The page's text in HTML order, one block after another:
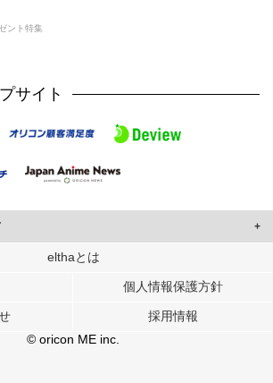
ント特集
サイト
使用して、ユーザーに合わせたコンテンツや広告の
タ解析の各パートナーに提供しています。
とユーザーが各パートナーに提供した他の情報や、
サービスを使用したときに収集した他の情報を組み
elthaとは
個人情報保護方針
採用情報
© oricon ME inc.